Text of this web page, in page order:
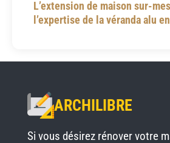
L’extension de maison sur-
l’expertise de la véranda alu
ARCHILIBRE
Si vous désirez rénover votre